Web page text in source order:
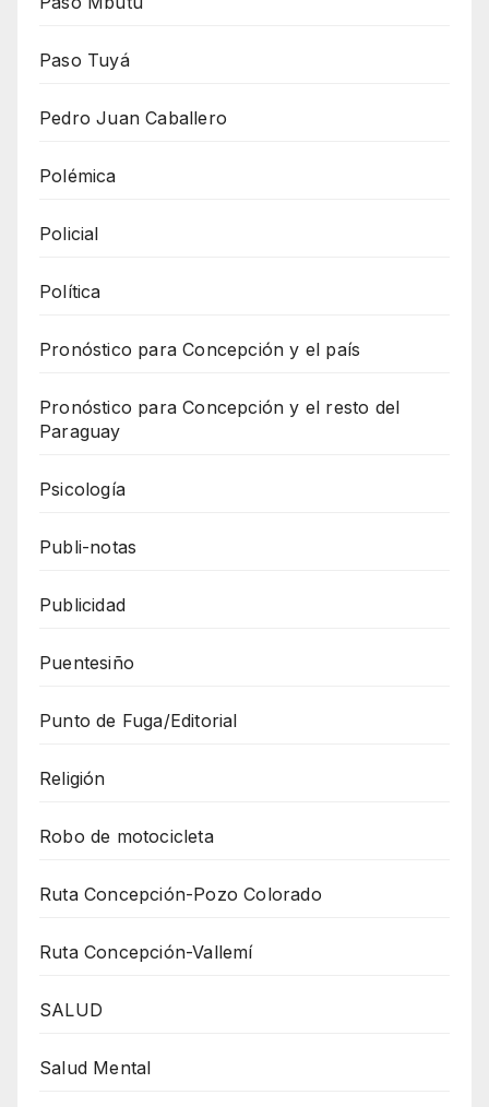
Paso Tuyá
Pedro Juan Caballero
Polémica
Policial
Política
Pronóstico para Concepción y el país
Pronóstico para Concepción y el resto del
Paraguay
Psicología
Publi-notas
Publicidad
Puentesiño
Punto de Fuga/Editorial
Religión
Robo de motocicleta
Ruta Concepción-Pozo Colorado
Ruta Concepción-Vallemí
SALUD
Salud Mental